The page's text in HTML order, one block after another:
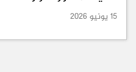
15 يونيو 2026